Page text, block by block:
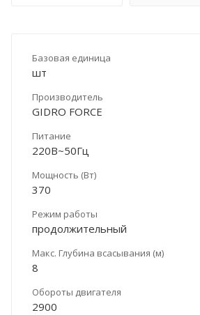
Базовая единица
шт
Производитель
GIDRO FORCE
Питание
220В~50Гц
Мощность (Вт)
370
Режим работы
продолжительный
Макс. Глубина всасывания (м)
8
Обороты двигателя
2900